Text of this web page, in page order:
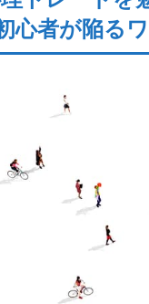
心者が陥るワ